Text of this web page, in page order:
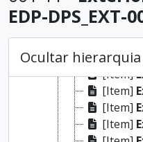
EDP-
Ocultar hierarquia
[Dossiê]
[Dossiê]
[Item]
[Item]
[Item]
[Item]
[Item]
[Item]